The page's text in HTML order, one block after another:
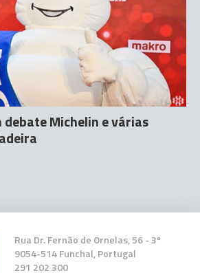
Michelin e várias
Rua Dr. Fernão de Ornelas, 56 - 3º
9054-514 Funchal, Portugal
291 202 300